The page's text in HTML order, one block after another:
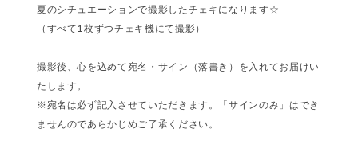
夏のシチュエーションで撮影したチェキになります☆
（すべて1枚ずつチェキ機にて撮影）
撮影後、心を込めて宛名・サイン（落書き）を入れてお届けい
たします。
※宛名は必ず記入させていただきます。「サインのみ」はでき
ませんのであらかじめご了承ください。